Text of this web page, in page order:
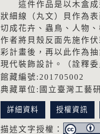
這件作品是以木盒成
狀細線（丸文）貝作為
切成花卉、蟲鳥、人物
作者將貝殼反面先施作
彩計畫後，再以此作為
現代裝飾設計。（詮釋委
館藏編號:201705002
典藏單位:國立臺灣工藝
詳細資料 授權資訊
描述文字授權：